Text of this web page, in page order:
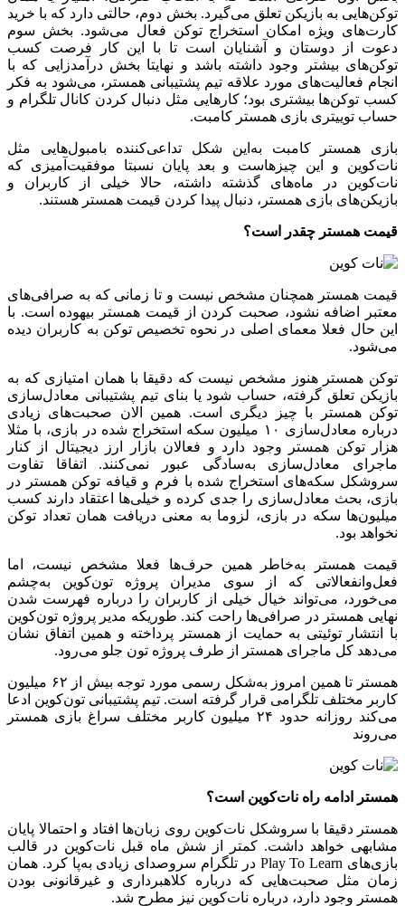
توکن‌هایی به بازیکن تعلق می‌گیرد. بخش دوم، حالتی دارد که با خرید
کارت‌های ویژه امکان استخراج توکن فعال می‌شود. بخش سوم
دعوت از دوستان و آشنایان است تا با این کار فرصت کسب
توکن‌های بیشتر وجود داشته باشد و نهایتا بخش درآمدزایی که با
انجام فعالیت‌های مورد علاقه تیم پشتیبانی همستر، می‌شود به فکر
کسب توکن‌ها بیشتری بود؛ کارهایی مثل دنبال کردن کانال تلگرام و
حساب توییتری بازی همستر کامبت.
بازی همستر کامبت به‌این شکل تداعی‌کننده بامبول‌هایی مثل
نات‌کوین و این چیزهاست و بعد پایان نسبتا موفقیت‌آمیزی که
نات‌کوین در ماه‌های گذشته داشته، حالا خیلی از کاربران و
بازیکن‌های بازی همستر، دنبال پیدا کردن قیمت همستر هستند.
قیمت همستر چقدر است؟
قیمت همستر همچنان مشخص نیست و تا زمانی که به صرافی‌های
معتبر اضافه نشود، صحبت کردن از قیمت همستر بیهوده است. با
این حال فعلا معمای اصلی در نحوه تخصیص توکن به کاربران دیده
می‌شود.
توکن همستر هنوز مشخص نیست که دقیقا با همان امتیازی که به
بازیکن تعلق گرفته، حساب شود یا بنای تیم پشتیبانی معادل‌سازی
توکن همستر با چیز دیگری است. همین الان صحبت‌های زیادی
درباره معادل‌سازی ۱۰ میلیون سکه استخراج شده در بازی، با مثلا
هزار توکن همستر وجود دارد و فعالان بازار ارز دیجیتال از کنار
ماجرای معادل‌سازی به‌سادگی عبور نمی‌کنند. اتفاقا تفاوت
سروشکل سکه‌های استخراج شده با فرم و قیافه توکن همستر در
بازی، بحث معادل‌سازی را جدی کرده و خیلی‌ها اعتقاد دارند کسب
میلیون‌ها سکه در بازی، لزوما به معنی دریافت همان تعداد توکن
نخواهد بود.
قیمت همستر به‌خاطر همین حرف‌ها فعلا مشخص نیست، اما
فعل‌وانفعالاتی که از سوی مدیران پروژه تون‌کوین به‌چشم
می‌خورد، می‌تواند خیال خیلی از کاربران را درباره فهرست شدن
نهایی همستر در صرافی‌ها راحت کند. طوریکه مدیر پروژه تون‌کوین
با انتشار توئیتی به حمایت از همستر پرداخته و همین اتفاق نشان
می‌دهد کل ماجرای همستر از طرف پروژه تون جلو می‌رود.
همستر تا همین امروز به‌شکل رسمی مورد توجه بیش از ۶۲ میلیون
کاربر مختلف تلگرامی قرار گرفته است. تیم پشتیبانی تون‌کوین ادعا
می‌کند روزانه حدود ۲۴ میلیون کاربر مختلف سراغ بازی همستر
می‌روند
همستر ادامه راه نات‌کوین است؟
همستر دقیقا با سروشکل نات‌کوین روی زبان‌ها افتاد و احتمالا پایان
مشابهی خواهد داشت. کمتر از شش ماه قبل نات‌کوین در قالب
بازی‌های Play To Learn در تلگرام سروصدای زیادی به‌پا کرد. همان
زمان مثل صحبت‌هایی که درباره کلاهبرداری و غیرقانونی بودن
همستر وجود دارد، درباره نات‌کوین نیز مطرح شد.